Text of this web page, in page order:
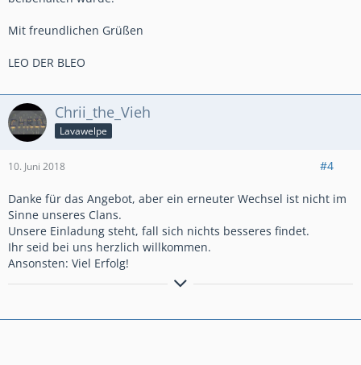
Mit freundlichen Grüßen
LEO DER BLEO
Chrii_the_Vieh
Lavawelpe
10. Juni 2018 #4
Danke für das Angebot, aber ein erneuter Wechsel ist nicht im
Sinne unseres Clans.
Unsere Einladung steht, fall sich nichts besseres findet.
Ihr seid bei uns herzlich willkommen.
Ansonsten: Viel Erfolg!
Lust am aktiven Spiel? Kommt in unseren aufstrebenden Clan: